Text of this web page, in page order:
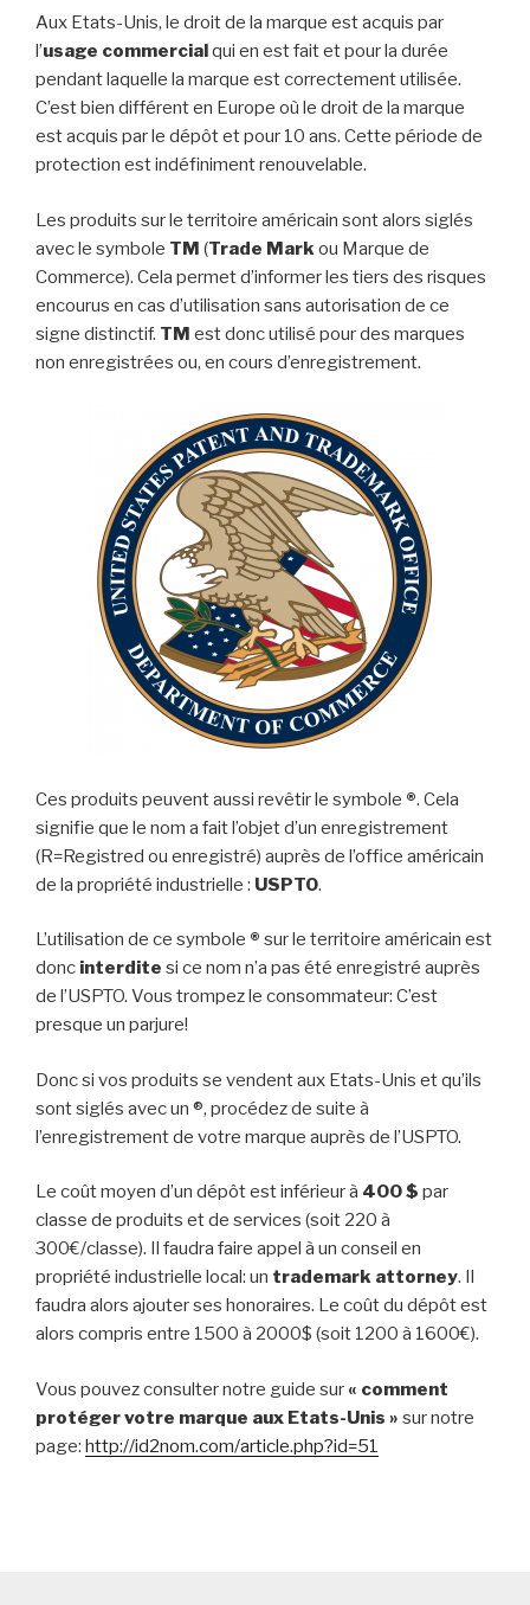
Aux Etats-Unis, le droit de la marque est acquis par
l’usage commercialqui en est fait et pour la durée
pendant laquelle la marque est correctement utilisée.
C’est bien différent en Europe où le droit de la marque
est acquis par le dépôt et pour 10 ans. Cette période de
protection est indéfiniment renouvelable.
Les produits sur le territoire américain sont alors siglés
avec le symbole TM (Trade Markou Marque de
Commerce). Cela permet d’informer les tiers des risques
encourus en cas d’utilisation sans autorisation de ce
signe distinctif. TM est donc utilisé pour des marques
non enregistrées ou, en cours d’enregistrement.
Ces produits peuvent aussi revêtir le symbole ®. Cela
signifie que le nom a fait l’objet d’un enregistrement
(R=Registred ou enregistré) auprès de l’office américain
de la propriété industrielle : USPTO.
L’utilisation de ce symbole ® sur le territoire américain est
donc interdite si ce nom n’a pas été enregistré auprès
de l’USPTO. Vous trompez le consommateur: C’est
presque un parjure!
Donc si vos produits se vendent aux Etats-Unis et qu’ils
sont siglés avec un ®, procédez de suite à
l’enregistrement de votre marque auprès de l’USPTO.
Le coût moyen d’un dépôt est inférieur à 400 $ par
classe de produits et de services (soit 220 à
300€/classe). Il faudra faire appel à un conseil en
propriété industrielle local: un trademark attorney. Il
faudra alors ajouter ses honoraires. Le coût du dépôt est
alors compris entre 1500 à 2000$ (soit 1200 à 1600€).
Vous pouvez consulter notre guide sur« comment
protéger votre marque aux Etats-Unis » sur notre
page: http://id2nom.com/article.php?id=51